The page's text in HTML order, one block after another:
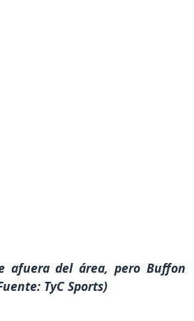
afuera del área, pero Buffon
TyC Sports)